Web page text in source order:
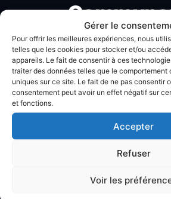
Gérer le
Pour offrir les meilleures expériences, nous
telles que les cookies pour stocker et/ou
appareils. Le fait de consentir à ces
traiter des données telles que le comportement
uniques sur ce site. Le fait de ne pas consentir
consentement peut avoir un effet négatif sur
et fonctions.
Accepter
Refuser
Voir les
Lannion-
Découvrez toutes les
analyses détaillées
Communauté